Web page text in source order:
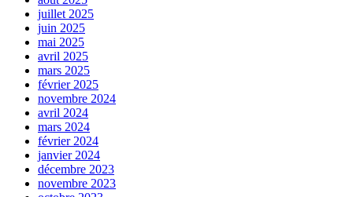
juillet 2025
juin 2025
mai 2025
avril 2025
mars 2025
février 2025
novembre 2024
avril 2024
mars 2024
février 2024
janvier 2024
décembre 2023
novembre 2023